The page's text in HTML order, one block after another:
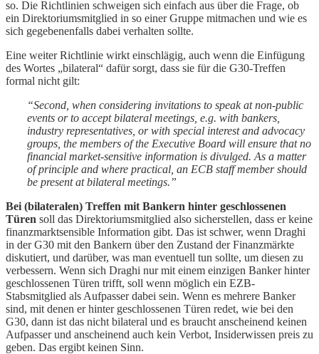
so. Die Richtlinien schweigen sich einfach aus über die Frage, ob
ein Direktoriumsmitglied in so einer Gruppe mitmachen und wie es
sich gegebenenfalls dabei verhalten sollte.
Eine weiter Richtlinie wirkt einschlägig, auch wenn die Einfügung
des Wortes „bilateral“ dafür sorgt, dass sie für die G30-Treffen
formal nicht gilt:
“Second, when considering invitations to speak at non-public
events or to accept bilateral meetings, e.g. with bankers,
industry representatives, or with special interest and advocacy
groups, the members of the Executive Board will ensure that no
financial market-sensitive information is divulged. As a matter
of principle and where practical, an ECB staff member should
be present at bilateral meetings.”
Bei (bilateralen) Treffen mit Bankern hinter geschlossenen
Türen soll das Direktoriumsmitglied also sicherstellen, dass er keine
finanzmarktsensible Information gibt. Das ist schwer, wenn Draghi
in der G30 mit den Bankern über den Zustand der Finanzmärkte
diskutiert, und darüber, was man eventuell tun sollte, um diesen zu
verbessern. Wenn sich Draghi nur mit einem einzigen Banker hinter
geschlossenen Türen trifft, soll wenn möglich ein EZB-
Stabsmitglied als Aufpasser dabei sein. Wenn es mehrere Banker
sind, mit denen er hinter geschlossenen Türen redet, wie bei den
G30, dann ist das nicht bilateral und es braucht anscheinend keinen
Aufpasser und anscheinend auch kein Verbot, Insiderwissen preis zu
geben. Das ergibt keinen Sinn.